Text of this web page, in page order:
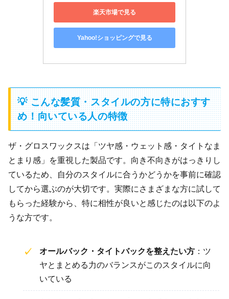
楽天市場で見る
Yahoo!ショッピングで見る
💡 こんな髪質・スタイルの方に特におすす
め！向いている人の特徴
ザ・グロスワックスは「ツヤ感・ウェット感・タイトなま
とまり感」を重視した製品です。向き不向きがはっきりし
ているため、自分のスタイルに合うかどうかを事前に確認
してから選ぶのが大切です。実際にさまざまな方に試して
もらった経験から、特に相性が良いと感じたのは以下のよ
うな方です。
オールバック・タイトバックを整えたい方 ：ツ
ヤとまとめる力のバランスがこのスタイルに向
いている